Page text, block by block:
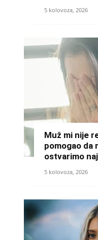
5 kolovoza, 2026
Muž mi nije
pomogao da
ostvarimo
5 kolovoza, 2026